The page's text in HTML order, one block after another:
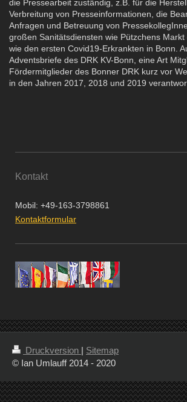
die Pressearbeit zuständig, z.B. für die
Verbreitung von Presseinformationen, die
Anfragen und Betreuung von
großen Sanitätsdiensten wie Pützchens
wie den ersten Covid19-Erkrankten in Bonn.
Adventsbriefe des DRK KV-Bonn, eine Art
Fördermitglieder des Bonner DRK kurz vor
in den Jahren 2017, 2018 und 2019
Kontakt
Mobil: +49-163-3798861
Kontaktformular
Druckversion | Sitemap
© Ian Umlauff 2014 - 2020